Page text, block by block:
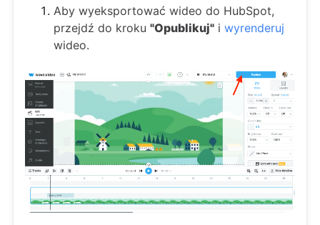
Aby wyeksportować wideo do HubSpot,
przejdź do kroku "Opublikuj" i wyrenderuj
wideo.